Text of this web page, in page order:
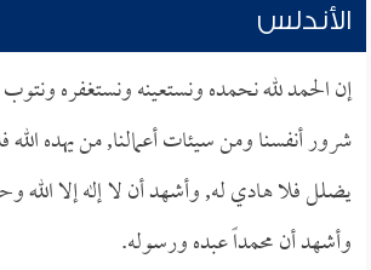
الأندلس
إن الحمد لله نحمده ونستعينه ونستغفره ونتوب
شرور أنفسنا ومن سيئات أعمالنا, من يهده
يضلل فلا هادي له, وأشهد أن لا إله إلا الله
وأشهد أن محمداً عبده ورسوله.